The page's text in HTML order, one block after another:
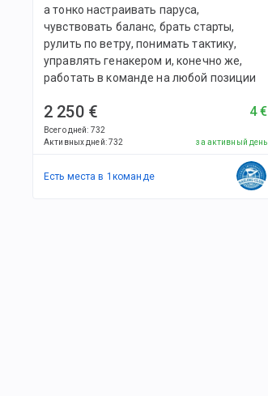
а тонко настраивать паруса,
чувствовать баланс, брать старты,
рулить по ветру, понимать тактику,
управлять генакером и, конечно же,
работать в команде на любой позиции
2 250 €
Всего дней: 732
Активных дней:732
4 €
за активный день
Есть места в 1 командe